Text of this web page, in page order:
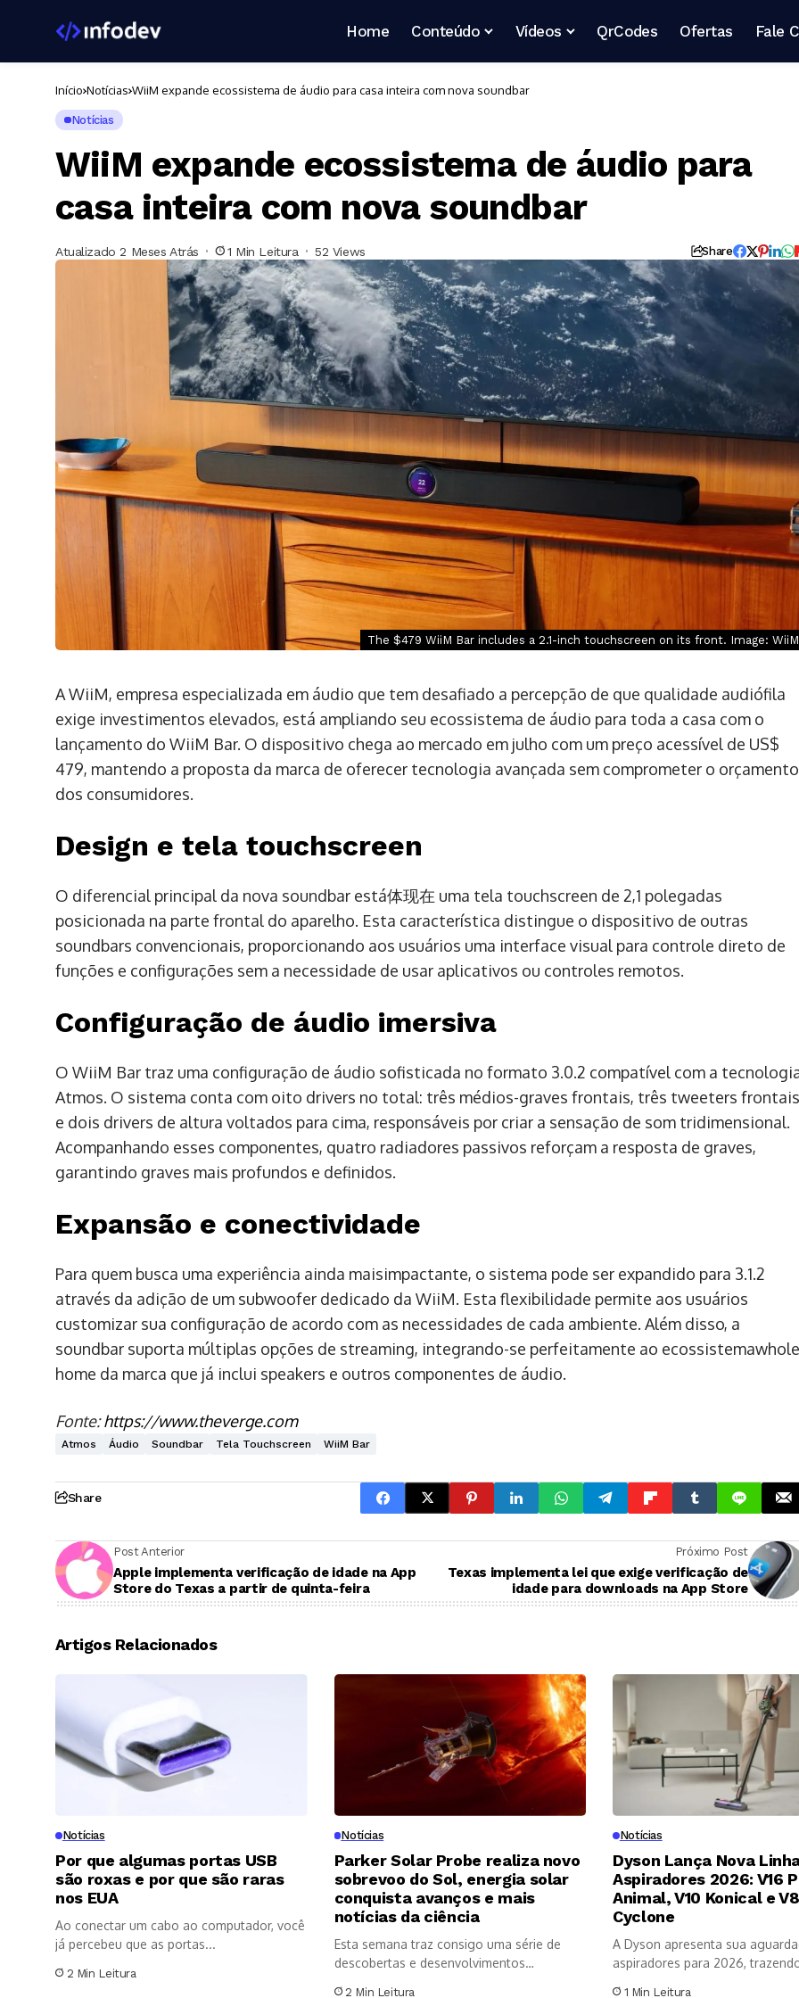
Home Conteúdo Vídeos QrCodes Ofertas Fale
Início Notícias WiiM expande ecossistema de áudio para casa inteira com nova soundbar
Notícias
WiiM expande ecossistema de áudio para
casa inteira com nova soundbar
Atualizado 2 Meses Atrás 1 Min Leitura 52 Views Share
The $479 WiiM Bar includes a 2.1-inch touchscreen on its front. Image: WiiM
A WiiM, empresa especializada em áudio que tem desafiado a percepção de que qualidade audiófila
exige investimentos elevados, está ampliando seu ecossistema de áudio para toda a casa com o
lançamento do WiiM Bar. O dispositivo chega ao mercado em julho com um preço acessível de US$
479, mantendo a proposta da marca de oferecer tecnologia avançada sem comprometer o orçamento
dos consumidores.
Design e tela touchscreen
O diferencial principal da nova soundbar está体现在 uma tela touchscreen de 2,1 polegadas
posicionada na parte frontal do aparelho. Esta característica distingue o dispositivo de outras
soundbars convencionais, proporcionando aos usuários uma interface visual para controle direto de
funções e configurações sem a necessidade de usar aplicativos ou controles remotos.
Configuração de áudio imersiva
O WiiM Bar traz uma configuração de áudio sofisticada no formato 3.0.2 compatível com a
Atmos. O sistema conta com oito drivers no total: três médios-graves frontais, três tweeters frontais
e dois drivers de altura voltados para cima, responsáveis por criar a sensação de som tridimensional.
Acompanhando esses componentes, quatro radiadores passivos reforçam a resposta de graves,
garantindo graves mais profundos e definidos.
Expansão e conectividade
Para quem busca uma experiência ainda maisimpactante, o sistema pode ser expandido para 3.1.2
através da adição de um subwoofer dedicado da WiiM. Esta flexibilidade permite aos usuários
customizar sua configuração de acordo com as necessidades de cada ambiente. Além disso, a
soundbar suporta múltiplas opções de streaming, integrando-se perfeitamente ao
home da marca que já inclui speakers e outros componentes de áudio.
Fonte:https://www.theverge.com
Atmos Áudio Soundbar Tela Touchscreen WiiM Bar
Share
Post Anterior
Apple implementa verificação de idade na App
Store do Texas a partir de quinta-feira
Próximo Post
Texas implementa lei que exige verificação de
idade para downloads na App Store
Artigos Relacionados
Notícias
Por que algumas portas USB
são roxas e por que são raras
nos EUA
Ao conectar um cabo ao computador, você
já percebeu que as portas...
2 Min Leitura
Notícias
Parker Solar Probe realiza novo
sobrevoo do Sol, energia solar
conquista avanços e mais
notícias da ciência
Esta semana traz consigo uma série de
descobertas e desenvolvimentos
2 Min Leitura
Notícias
Dyson Lança Nova
Aspiradores 2026: V16
Animal, V10 Konical e V8
Cyclone
A Dyson apresenta sua
aspiradores para 2026,
1 Min Leitura